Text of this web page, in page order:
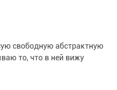
свободную абстрактную
то, что в ней вижу